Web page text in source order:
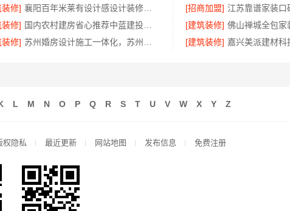
装修] [招商加盟]
装修] [建筑装修]
装修] [建筑装修]
L M N O P Q R S T U V W X Y Z
权隐私 最近更新 网站地图 发布信息 免费注册